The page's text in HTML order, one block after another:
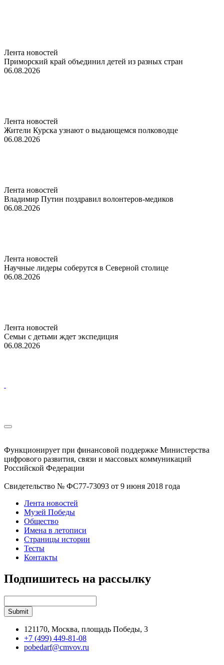
Лента новостей
Приморский край объединил детей из разных стран
06.08.2026
Лента новостей
Жители Курска узнают о выдающемся полководце
06.08.2026
Лента новостей
Владимир Путин поздравил волонтеров-медиков
06.08.2026
Лента новостей
Научные лидеры соберутся в Северной столице
06.08.2026
Лента новостей
Семьи с детьми ждет экспедиция
06.08.2026
Функционирует при финансовой поддержке Министерства
цифрового развития, связи и массовых коммуникаций
Российской Федерации
Свидетельство № ФС77-73093 от 9 июня 2018 года
Лента новостей
Музей Победы
Общество
Имена в летописи
Страницы истории
Тесты
Контакты
Подпишитесь на рассылку
121170, Москва, площадь Победы, 3
+7 (499) 449-81-08
pobedarf@cmvov.ru